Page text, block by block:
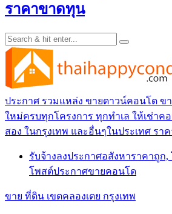
ราคาขาดทุน
ประกาศ รวมแหล่ง ขายดาวน์คอนโด ข
ใหม่ครบทุกโครงการ ทุกทำเล ให้เช่าค
สอง ในกรุงเทพ และอื่นๆในประเทศ รา
รับจ้างลงประกาศอสังหาราคาถูก
โพสต์ประกาศขายคอนโด
ขาย ที่ดิน เขตคลองเตย กรุงเทพ